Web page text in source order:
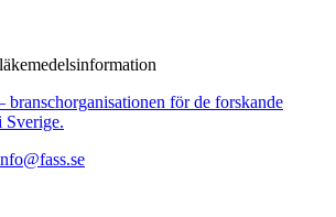
branschorganisationen för de forskande
Sverige.